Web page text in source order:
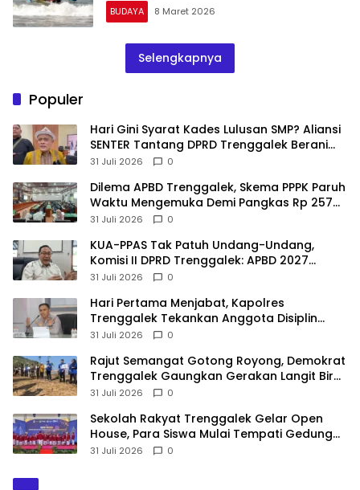
BUDAYA 8 Maret 2026
Selengkapnya
Populer
Hari Gini Syarat Kades Lulusan SMP? Aliansi
SENTER Tantang DPRD Trenggalek Berani
Gunakan Open Legal Policy!
31 Juli 2026 0
Dilema APBD Trenggalek, Skema PPPK Paruh
Waktu Mengemuka Demi Pangkas Rp 257
Miliar
31 Juli 2026 0
KUA-PPAS Tak Patuh Undang-Undang,
Komisi II DPRD Trenggalek: APBD 2027
Terancam Sanksi
31 Juli 2026 0
Hari Pertama Menjabat, Kapolres
Trenggalek Tekankan Anggota Disiplin
Hindari Pelanggaran
31 Juli 2026 0
​Rajut Semangat Gotong Royong, Demokrat
Trenggalek Gaungkan Gerakan Langit Biru
di Pantai Konang
31 Juli 2026 0
Sekolah Rakyat Trenggalek Gelar Open
House, Para Siswa Mulai Tempati Gedung
Baru
31 Juli 2026 0